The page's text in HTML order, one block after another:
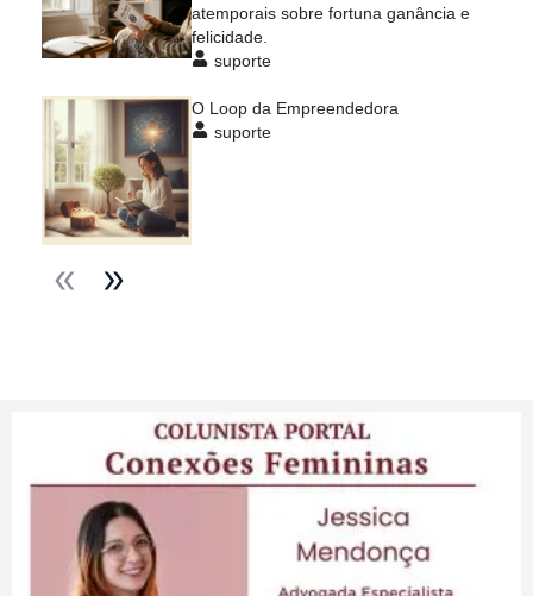
atemporais sobre fortuna ganância e
felicidade.
suporte
O Loop da Empreendedora
suporte